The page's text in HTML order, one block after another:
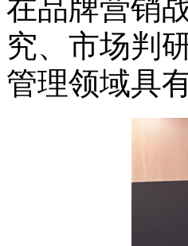
在品牌营销
究、市场判
管理领域具